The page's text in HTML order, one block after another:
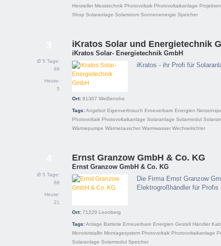
Hersteller Messtechnik Photovoltaik Photovoltaikanlage
Shop Solaranlage Solarstrom Sonnenenergie Speicher
Ø 5 Tage:
69
Heute:
5
iKratos Solar und Energietechnik
iKratos Solar- Energietechnik GmbH
iKratos - ihr Profi für
Ort: 91367 Weißenohe
Tags:Angebot Eigenverbrauch Erneuerbare Energien
Photovoltaik Photovoltaikanlage Solaranlage Solarmodul
Wärmepumpe Wärmetauscher Warmwasser Wechselrichter
Ø 5 Tage:
68
Heute:
21
Ernst Granzow GmbH & Co. KG
Ernst Granzow GmbH & Co. KG
Die Firma Ernst Granzow
Elektrogroßhändler für Profis
Ort: 71229 Leonberg
Tags:Anlage Batterie Erneuerbare Energien Gestell Händler
Monokristallin Montagesystem Photovoltaik Photovoltaikanlage
Solaranlage Solarmodul Speicher